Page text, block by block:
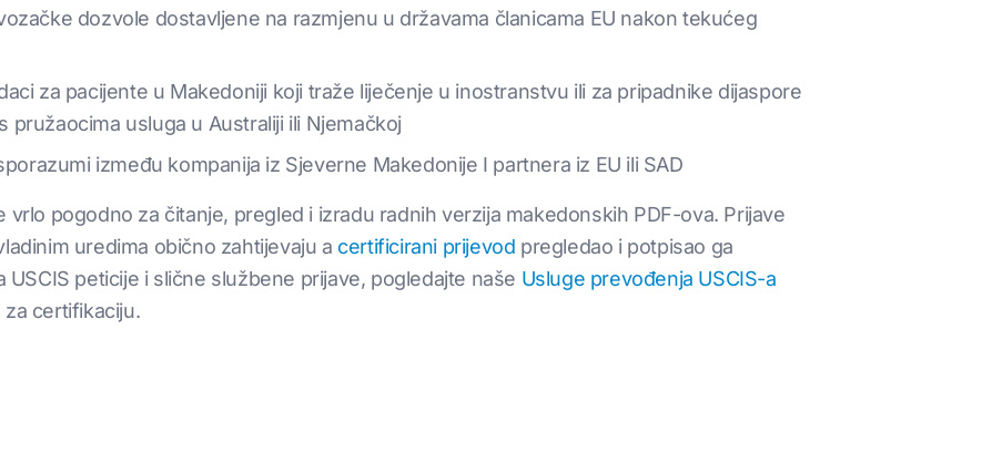
dozvole dostavljene na razmjenu u državama članicama EU nakon tekućeg
za pacijente u Makedoniji koji traže liječenje u inostranstvu ili za pripadnike dijaspore
pružaocima usluga u Australiji ili Njemačkoj
između kompanija iz Sjeverne Makedonije I partnera iz EU ili SAD
pogodno za čitanje, pregled i izradu radnih verzija makedonskih PDF-ova. Prijave
uredima obično zahtijevaju a certificirani prijevod pregledao i potpisao ga
USCIS peticije i slične službene prijave, pogledajte naše Usluge prevođenja USCIS-a
certifikaciju.